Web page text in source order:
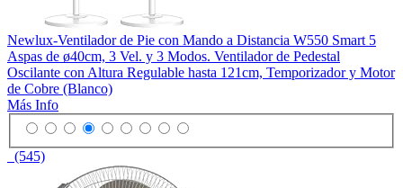
Newlux-Ventilador de Pie con Mando a Distancia W550 Smart 5
Aspas de ø40cm, 3 Vel. y 3 Modos. Ventilador de Pedestal
Oscilante con Altura Regulable hasta 121cm, Temporizador y Motor
de Cobre (Blanco)
Más Info
(545)